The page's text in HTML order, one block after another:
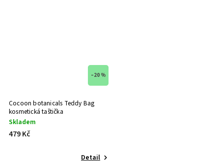
–20 %
Cocoon botanicals Teddy Bag
kosmetická taštička
Skladem
479 Kč
Detail